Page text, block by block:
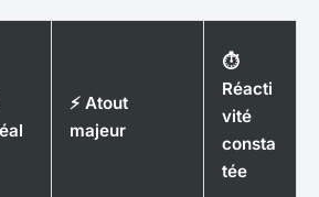
⚡ Atout
majeur
⏱
Réacti
vité
consta
tée